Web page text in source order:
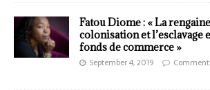
Fatou Diome : « La
colonisation et l’esclavage
fonds de commerce »
September 4, 2019